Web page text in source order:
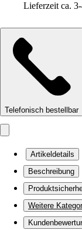
Lieferzeit ca.
Telefonisch bestellbar
Artikeldetails
Beschreibung
Weitere